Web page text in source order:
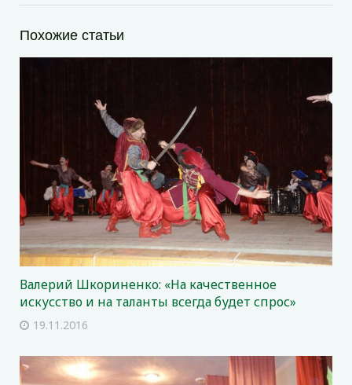
Похожие статьи
Валерий Шкориненко: «На качественное
искусство и на таланты всегда будет спрос»
19.11.2016